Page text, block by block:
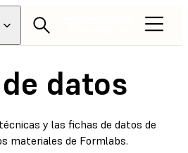
datos
y las fichas de datos de
materiales de Formlabs.